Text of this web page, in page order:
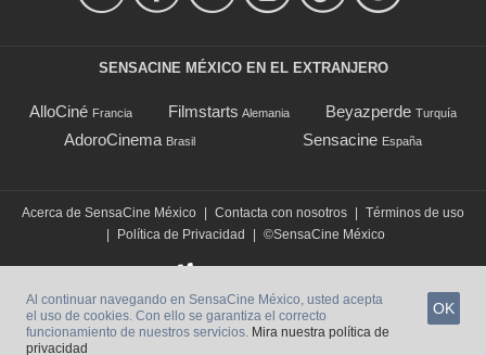
SENSACINE MÉXICO EN EL EXTRANJERO
AlloCiné Francia Filmstarts Alemania Beyazperde Turquía
AdoroCinema Brasil Sensacine España
Acerca de SensaCine México Contacta con nosotros
Términos de uso
Política de Privacidad ©SensaCine México
Al continuar navegando en SensaCine México, usted acepta
el uso de cookies. Con ello se garantiza el correcto
funcionamiento de nuestros servicios. Mira nuestra política de
privacidad
OK